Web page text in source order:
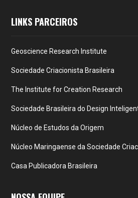
LINKS PARCEIROS
Geoscience Research Institute
Sociedade Criacionista Brasileira
The Institute for Creation Research
Sociedade Brasileira do Design
Núcleo de Estudos da Origem
Núcleo Maringaense da Sociedade
Casa Publicadora Brasileira